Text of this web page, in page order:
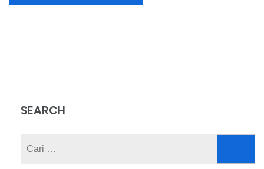
SEARCH